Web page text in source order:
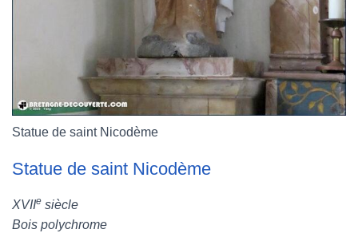
Statue de saint Nicodème
Statue de saint Nicodème
XVIIe siècle
Bois polychrome